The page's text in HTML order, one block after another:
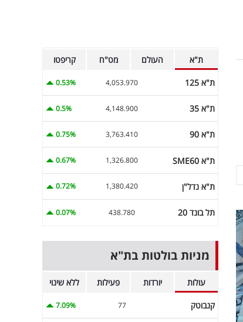
ת"א העולם מט"ח קריפטו
ת"א 125 4,053.970
0.53%
ת"א 35 4,148.900
0.5%
ת"א 90 3,763.410
0.75%
ת"א SME60 1,326.800
0.67%
ת"א נדל"ן 1,380.420
0.72%
תל בונד 20 438.780
0.07%
מניות בולטות בת"א
עולות יורדות פעילות ללא שינוי
קנבוטק 77
7.09%